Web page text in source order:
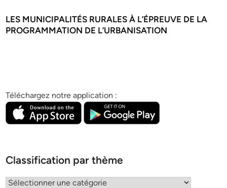
LES MUNICIPALITÉS RURALES À L’ÉPREUVE DE LA
PROGRAMMATION DE L’URBANISATION
Téléchargez notre application :
Classification par thème
Classification